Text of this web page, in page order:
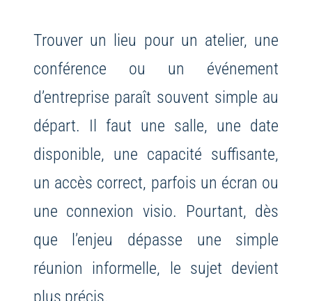
Trouver un lieu pour un atelier, une
conférence ou un événement
d’entreprise paraît souvent simple au
départ. Il faut une salle, une date
disponible, une capacité suffisante,
un accès correct, parfois un écran ou
une connexion visio. Pourtant, dès
que l’enjeu dépasse une simple
réunion informelle, le sujet devient
plus précis.